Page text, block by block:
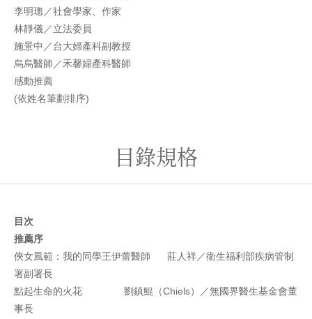
李明璁／社會學家、作家
林靜儀／立法委員
施景中／台大婦產科副教授
烏烏醫師／禾馨婦產科醫師
感動推薦
(依姓名筆劃排序)
目錄規格
目次
推薦序
俠女風範：我的同學王伊蕾醫師 莊人祥／衛生福利部疾病管制
署副署長
點起生命的火花 劉鎮鯤（Chiels）／無國界醫生基金會董
事長